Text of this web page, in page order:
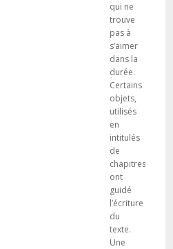
qui ne
trouve
pas à
s’aimer
dans la
durée.
Certains
objets,
utilisés
en
intitulés
de
chapitres,
ont
guidé
l’écriture
du
texte.
Une